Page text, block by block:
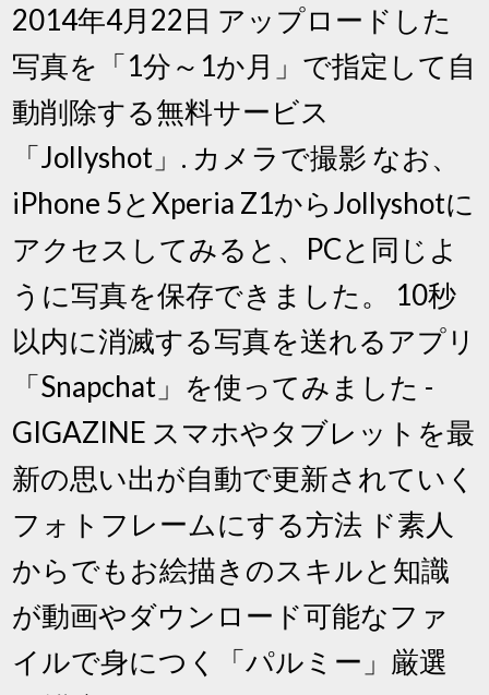
2014年4月22日 アップロードした
写真を「1分～1か月」で指定して自
動削除する無料サービス
「Jollyshot」. カメラで撮影 なお、
iPhone 5とXperia Z1からJollyshotに
アクセスしてみると、PCと同じよ
うに写真を保存できました。 10秒
以内に消滅する写真を送れるアプリ
「Snapchat」を使ってみました -
GIGAZINE スマホやタブレットを最
新の思い出が自動で更新されていく
フォトフレームにする方法 ド素人
からでもお絵描きのスキルと知識
が動画やダウンロード可能なファ
イルで身につく「パルミー」厳選